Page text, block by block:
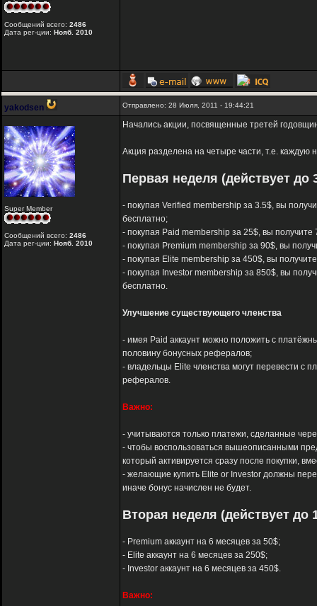
Сообщений всего: 2486
Дата рег-ции: Нояб. 2010
yakodsen Отправлено: 28 Июля, 2011 - 19:44:21
Super Member
Сообщений всего: 2486
Дата рег-ции: Нояб. 2010
Начались акции, посвященные третей
Акция разделена на четыре части, т.е.
Первая неделя (действует до
- покупая Verified membership за 3.5$, вы
бесплатно;
- покупая Paid membership за 25$, вы
- покупая Premium membership за 90$, вы
- покупая Elite membership за 450$, вы
- покупая Investor membership за 850$, вы
бесплатно.
Улучшение существующего членства
- имея Paid аккаунт можно положить с
половину бонусных рефералов;
- владельцы Elite членства могут перевести с
рефералов.
Важно:
- учитываются только платежи, сделанные
- чтобы воспользоваться вышеописанными
который активируется сразу после покупки,
- желающие купить Elite or Investor должны
иначе бонус начислен не будет.
Вторая неделя (действует до
- Premium аккаунт на 6 месяцев за 50$;
- Elite аккаунт на 6 месяцев за 250$;
- Investor аккаунт на 6 месяцев за 450$.
Важно: